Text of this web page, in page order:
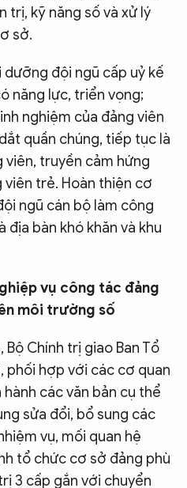
trị, kỹ năng số và xử lý
sở.
đội ngũ cấp uỷ kế
năng lực, triển vọng;
nghiệm của đảng viên
quần chúng, tiếp tục là
truyền cảm hứng
viên trẻ. Hoàn thiện cơ
ngũ cán bộ làm công
bàn khó khăn và khu
vụ công tác đảng
môi trường số
Chính trị giao Ban Tổ
phối hợp với các cơ quan
các văn bản cụ thể
sửa đổi, bổ sung các
vụ, mối quan hệ
tổ chức cơ sở đảng phù
3 cấp gắn với chuyển